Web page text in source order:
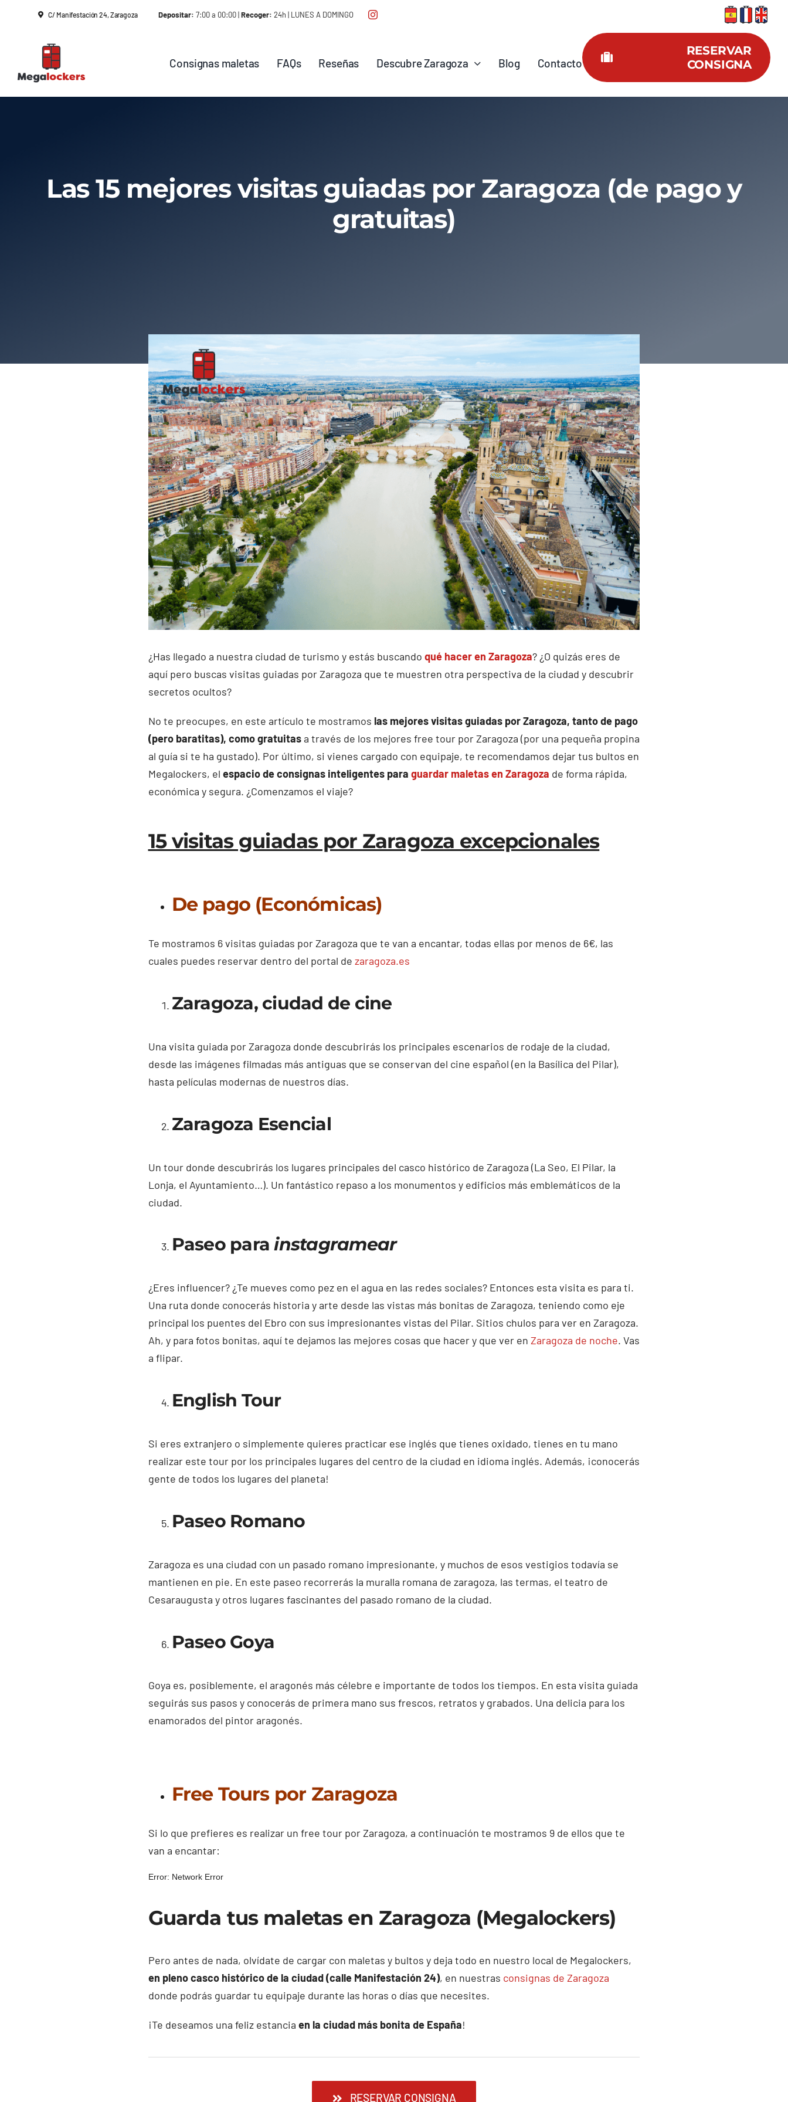
C/ Manifestación 24, Zaragoza Depositar: 7:00 a 00:00 |Recoger: 24h | LUNES A DOMINGO
Consignas maletas FAQs Reseñas Descubre Zaragoza Blog Contacto
RESERVAR
CONSIGNA
Las 15 mejores visitas guiadas por Zaragoza (de pago y
gratuitas)
¿Has llegado a nuestra ciudad de turismo y estás buscando qué hacer en Zaragoza? ¿O quizás eres de
aquí pero buscas visitas guiadas por Zaragoza que te muestren otra perspectiva de la ciudad y descubrir
secretos ocultos?
No te preocupes, en este artículo te mostramos las mejores visitas guiadas por Zaragoza, tanto de pago
(pero baratitas), como gratuitasa través de los mejores free tour por Zaragoza (por una pequeña propina
al guía si te ha gustado). Por último, si vienes cargado con equipaje, te recomendamos dejar tus bultos en
Megalockers, el espacio de consignas inteligentes para guardar maletas en Zaragoza de forma rápida,
económica y segura. ¿Comenzamos el viaje?
15 visitas guiadas por Zaragoza excepcionales
De pago (Económicas)
Te mostramos 6 visitas guiadas por Zaragoza que te van a encantar, todas ellas por menos de 6€, las
cuales puedes reservar dentro del portal de zaragoza.es
Zaragoza, ciudad de cine
Una visita guiada por Zaragoza donde descubrirás los principales escenarios de rodaje de la ciudad,
desde las imágenes filmadas más antiguas que se conservan del cine español (en la Basílica del Pilar),
hasta películas modernas de nuestros días.
Zaragoza Esencial
Un tour donde descubrirás los lugares principales del casco histórico de Zaragoza (La Seo, El Pilar, la
Lonja, el Ayuntamiento…). Un fantástico repaso a los monumentos y edificios más emblemáticos de la
ciudad.
Paseo parainstagramear
¿Eres influencer? ¿Te mueves como pez en el agua en las redes sociales? Entonces esta visita es para ti.
Una ruta donde conocerás historia y arte desde las vistas más bonitas de Zaragoza, teniendo como eje
principal los puentes del Ebro con sus impresionantes vistas del Pilar. Sitios chulos para ver en Zaragoza.
Ah, y para fotos bonitas, aquí te dejamos las mejores cosas que hacer y que ver en Zaragoza de noche. Vas
a flipar.
English Tour
Si eres extranjero o simplemente quieres practicar ese inglés que tienes oxidado, tienes en tu mano
realizar este tour por los principales lugares del centro de la ciudad en idioma inglés. Además, ¡conocerás
gente de todos los lugares del planeta!
Paseo Romano
Zaragoza es una ciudad con un pasado romano impresionante, y muchos de esos vestigios todavía se
mantienen en pie. En este paseo recorrerás la muralla romana de zaragoza, las termas, el teatro de
Cesaraugusta y otros lugares fascinantes del pasado romano de la ciudad.
Paseo Goya
Goya es, posiblemente, el aragonés más célebre e importante de todos los tiempos. En esta visita guiada
seguirás sus pasos y conocerás de primera mano sus frescos, retratos y grabados. Una delicia para los
enamorados del pintor aragonés.
Free Tours por Zaragoza
Si lo que prefieres es realizar un free tour por Zaragoza, a continuación te mostramos 9 de ellos que te
van a encantar:
Guarda tus maletas en Zaragoza (Megalockers)
Pero antes de nada, olvídate de cargar con maletas y bultos y deja todo en nuestro local de Megalockers,
en pleno casco histórico de la ciudad (calle Manifestación 24), en nuestras consignas de Zaragoza
donde podrás guardar tu equipaje durante las horas o días que necesites.
¡Te deseamos una feliz estancia en la ciudad más bonita de España!
RESERVAR CONSIGNA